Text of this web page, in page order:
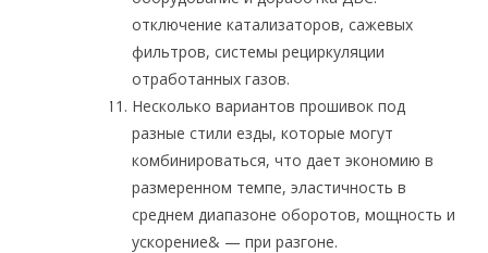
отключение катализаторов, сажевых
фильтров, системы рециркуляции
отработанных газов.
Несколько вариантов прошивок под
разные стили езды, которые могут
комбинироваться, что дает экономию в
размеренном темпе, эластичность в
среднем диапазоне оборотов, мощность и
ускорение& — при разгоне.